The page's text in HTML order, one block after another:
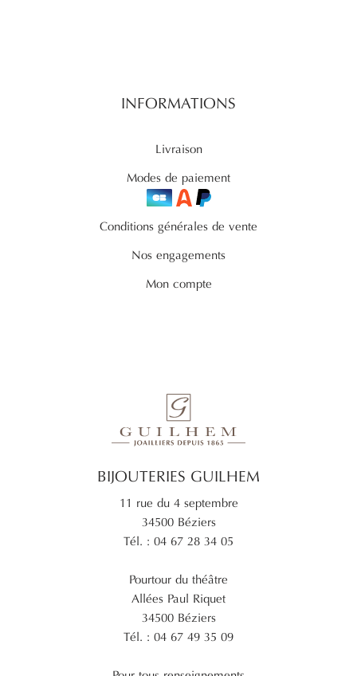
INFORMATIONS
Livraison
Modes de paiement
Conditions générales de vente
Nos engagements
Mon compte
BIJOUTERIES GUILHEM
11 rue du 4 septembre
34500 Béziers
Tél. : 04 67 28 34 05
Pourtour du théâtre
Allées Paul Riquet
34500 Béziers
Tél. : 04 67 49 35 09